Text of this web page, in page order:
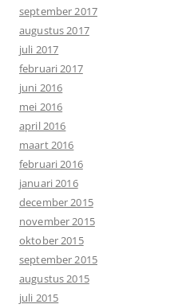
september 2017
augustus 2017
juli 2017
februari 2017
juni 2016
mei 2016
april 2016
maart 2016
februari 2016
januari 2016
december 2015
november 2015
oktober 2015
september 2015
augustus 2015
juli 2015